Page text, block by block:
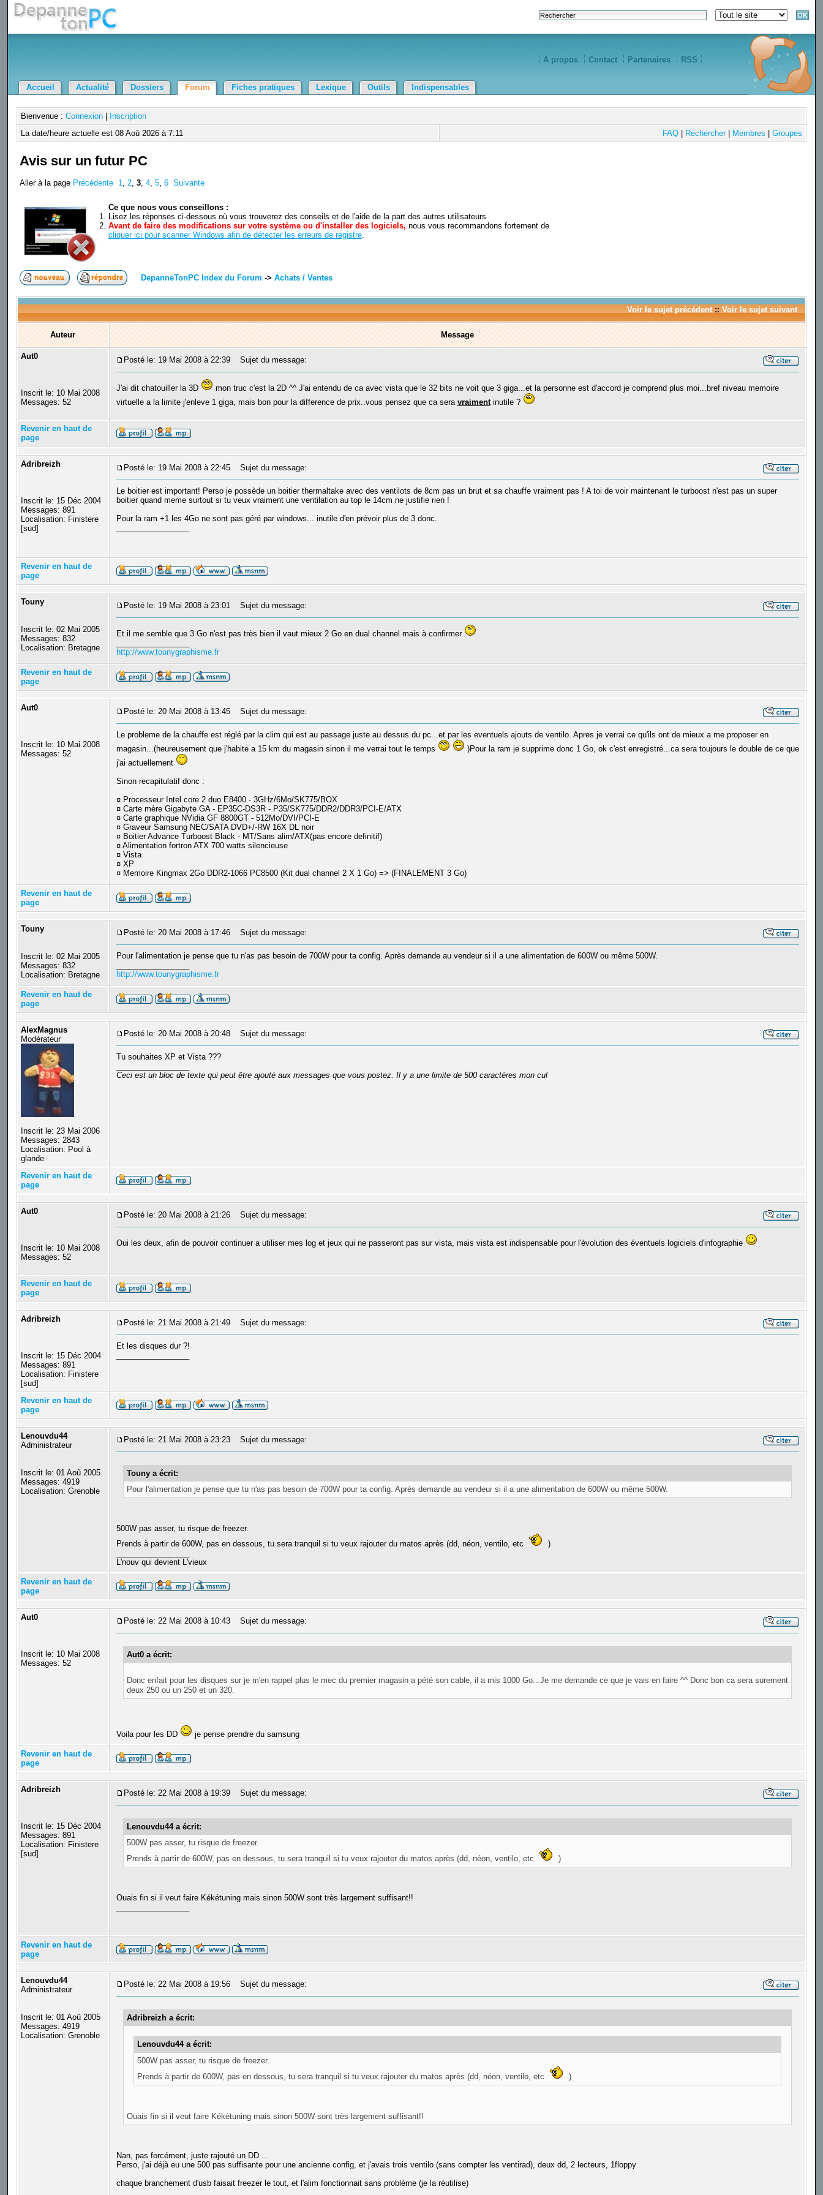
A propos Contact Partenaires RSS
Accueil Actualité Dossiers Forum Fiches pratiques Lexique Outils Indispensables
Bienvenue : Connexion|
Inscription
La date/heure actuelle est 08 Aoû 2026 à 7:11
FAQ| Rechercher| Membres Groupes
Avis sur un futur PC
Aller à la page Précédente 1, 2, 3, 4, 5, 6 Suivante
Ce que nous vous conseillons :
Lisez les réponses ci-dessous où vous trouverez des conseils et de l'aide de la part des autres utilisateurs
Avant de faire des modifications sur votre système ou d'installer des logiciels, nous vous recommandons fortement de
cliquer ici pour scanner Windows afin de détecter les erreurs de registre.
DepanneTonPC Index du Forum -> Achats / Ventes
Voir le sujet précédent:: Voir le sujet suivant
Auteur Message
Aut0
Inscrit le: 10 Mai 2008
Messages: 52
Posté le: 19 Mai 2008 à 22:39 Sujet du message:
J'ai dit chatouiller la 3D
mon truc c'est la 2D ^^ J'ai entendu de ca avec vista que le 32 bits ne voit que 3 giga...et la personne est d'accord je comprend plus moi...bref niveau memoire
virtuelle a la limite j'enleve 1 giga, mais bon pour la difference de prix..vous pensez que ca sera vraimentinutile ?
Revenir en haut de
page
Adribreizh
Inscrit le: 15 Déc 2004
Messages: 891
Localisation: Finistere
[sud]
Posté le: 19 Mai 2008 à 22:45 Sujet du message:
Le boitier est important! Perso je possède un boitier thermaltake avec des ventilots de 8cm pas un brut et sa chauffe vraiment pas ! A toi de voir maintenant le turboost n'est pas un super
boitier quand meme surtout si tu veux vraiment une ventilation au top le 14cm ne justifie rien !
Pour la ram +1 les 4Go ne sont pas géré par windows... inutile d'en prévoir plus de 3 donc.
Revenir en haut de
page
Touny
Inscrit le: 02 Mai 2005
Messages: 832
Localisation: Bretagne
Posté le: 19 Mai 2008 à 23:01 Sujet du message:
Et il me semble que 3 Go n'est pas très bien il vaut mieux 2 Go en dual channel mais à confirmer
http://www.tounygraphisme.fr
Revenir en haut de
page
Aut0
Inscrit le: 10 Mai 2008
Messages: 52
Posté le: 20 Mai 2008 à 13:45 Sujet du message:
Le probleme de la chauffe est réglé par la clim qui est au passage juste au dessus du pc...et par les eventuels ajouts de ventilo. Apres je verrai ce qu'ils ont de mieux a me proposer en
magasin...(heureusement que j'habite a 15 km du magasin sinon il me verrai tout le temps
)Pour la ram je supprime donc 1 Go, ok c'est enregistré...ca sera toujours le double de ce que
j'ai actuellement
Sinon recapitulatif donc :
¤ Processeur Intel core 2 duo E8400 - 3GHz/6Mo/SK775/BOX
¤ Carte mère Gigabyte GA - EP35C-DS3R - P35/SK775/DDR2/DDR3/PCI-E/ATX
¤ Carte graphique NVidia GF 8800GT - 512Mo/DVI/PCI-E
¤ Graveur Samsung NEC/SATA DVD+/-RW 16X DL noir
¤ Boitier Advance Turboost Black - MT/Sans alim/ATX(pas encore definitif)
¤ Alimentation fortron ATX 700 watts silencieuse
¤ Vista
¤ XP
¤ Memoire Kingmax 2Go DDR2-1066 PC8500 (Kit dual channel 2 X 1 Go) => (FINALEMENT 3 Go)
Revenir en haut de
page
Touny
Inscrit le: 02 Mai 2005
Messages: 832
Localisation: Bretagne
Posté le: 20 Mai 2008 à 17:46 Sujet du message:
Pour l'alimentation je pense que tu n'as pas besoin de 700W pour ta config. Après demande au vendeur si il a une alimentation de 600W ou même 500W.
http://www.tounygraphisme.fr
Revenir en haut de
page
AlexMagnus
Modérateur
Inscrit le: 23 Mai 2006
Messages: 2843
Localisation: Pool à
glande
Posté le: 20 Mai 2008 à 20:48 Sujet du message:
Tu souhaites XP et Vista ???
Ceci est un bloc de texte qui peut être ajouté aux messages que vous postez. Il y a une limite de 500 caractères mon cul
Revenir en haut de
page
Aut0
Inscrit le: 10 Mai 2008
Messages: 52
Posté le: 20 Mai 2008 à 21:26 Sujet du message:
Oui les deux, afin de pouvoir continuer a utiliser mes log et jeux qui ne passeront pas sur vista, mais vista est indispensable pour l'évolution des éventuels logiciels d'infographie
Revenir en haut de
page
Adribreizh
Inscrit le: 15 Déc 2004
Messages: 891
Localisation: Finistere
[sud]
Posté le: 21 Mai 2008 à 21:49 Sujet du message:
Et les disques dur ?!
Revenir en haut de
page
Lenouvdu44
Administrateur
Inscrit le: 01 Aoû 2005
Messages: 4919
Localisation: Grenoble
Posté le: 21 Mai 2008 à 23:23 Sujet du message:
Touny a écrit:
Pour l'alimentation je pense que tu n'as pas besoin de 700W pour ta config. Après demande au vendeur si il a une alimentation de 600W ou même 500W.
500W pas asser, tu risque de freezer.
Prends à partir de 600W, pas en dessous, tu sera tranquil si tu veux rajouter du matos après (dd, néon, ventilo, etc
)
L'nouv qui devient L'vieux
Revenir en haut de
page
Aut0
Inscrit le: 10 Mai 2008
Messages: 52
Posté le: 22 Mai 2008 à 10:43 Sujet du message:
Aut0 a écrit:
Donc enfait pour les disques sur je m'en rappel plus le mec du premier magasin a pété son cable, il a mis 1000 Go...Je me demande ce que je vais en faire ^^ Donc bon ca sera surement
deux 250 ou un 250 et un 320.
Voila pour les DD je pense prendre du samsung
Revenir en haut de
page
Adribreizh
Inscrit le: 15 Déc 2004
Messages: 891
Localisation: Finistere
[sud]
Posté le: 22 Mai 2008 à 19:39 Sujet du message:
Lenouvdu44 a écrit:
500W pas asser, tu risque de freezer.
Prends à partir de 600W, pas en dessous, tu sera tranquil si tu veux rajouter du matos après (dd, néon, ventilo, etc
)
Ouais fin si il veut faire Kékétuning mais sinon 500W sont très largement suffisant!!
Revenir en haut de
page
Lenouvdu44
Administrateur
Inscrit le: 01 Aoû 2005
Messages: 4919
Localisation: Grenoble
Posté le: 22 Mai 2008 à 19:56 Sujet du message:
Adribreizh a écrit:
Lenouvdu44 a écrit:
500W pas asser, tu risque de freezer.
Prends à partir de 600W, pas en dessous, tu sera tranquil si tu veux rajouter du matos après (dd, néon, ventilo, etc
)
Ouais fin si il veut faire Kékétuning mais sinon 500W sont très largement suffisant!!
Nan, pas forcément, juste rajouté un DD ...
Perso, j'ai déjà eu une 500 pas suffisante pour une ancienne config, et j'avais trois ventilo (sans compter les ventirad), deux dd, 2 lecteurs, 1floppy
chaque branchement d'usb faisait freezer le tout, et l'alim fonctionnait sans problème (je la réutilise)